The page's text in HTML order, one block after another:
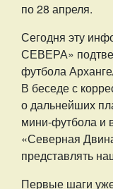
по 28 апреля.
Сегодня эту
СЕВЕРА»
футбола
В беседе с
о дальнейших
мини-футбола и
«Северная
представлять
Первые шаги